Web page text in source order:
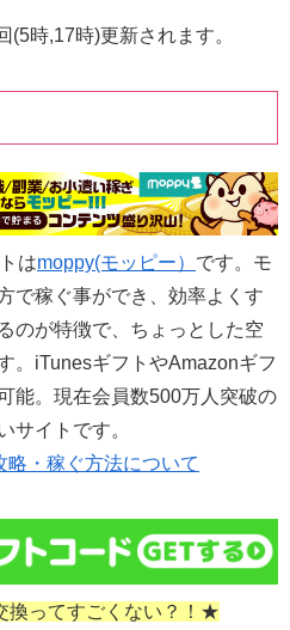
(5時,17時)更新されます。
はmoppy(モッピー） です。モ
で稼ぐ事ができ、効率よくす
のが特徴で、ちょっとした空
。iTunesギフトやAmazonギフ
能。現在会員数500万人突破の
サイトです。
略・稼ぐ方法について
換ってすごくない？！★